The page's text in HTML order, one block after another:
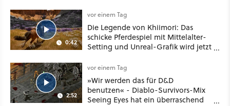
0:42
vor einem Tag
Die Legende von Khiimori: Das
schicke Pferdespiel mit Mittelalter-
Setting und Unreal-Grafik wird jetzt
2:52
vor einem Tag
»Wir werden das für D&D
benutzen« - Diablo-Survivors-Mix
Seeing Eyes hat ein überraschend